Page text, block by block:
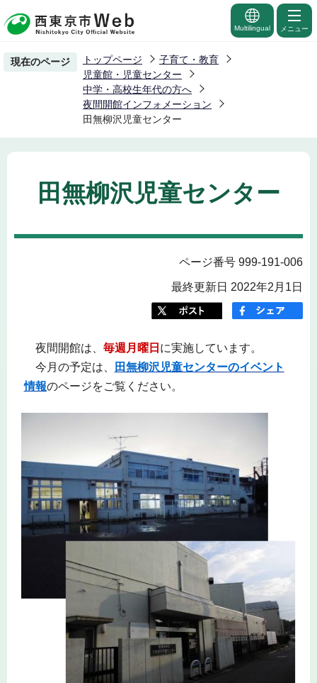
の
ー
Multilingual メニュー
現在のページ トップページ
子育て・教育
児童館・児童センター
中学・高校生年代の方へ
夜間開館インフォメーション
田無柳沢児童センター
田無柳沢児童センター
ページ番号 999-191-006
最終更新日 2022年2月1日
夜間開館は、 毎週月曜日 に実施しています。
今月の予定は、
田無柳沢児童センターのイベント
情報のページをご覧ください。